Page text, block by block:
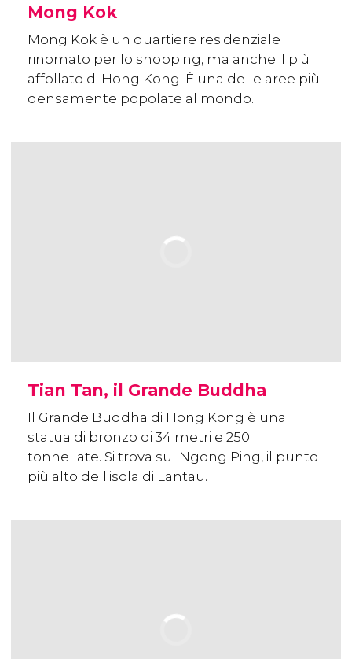
Mong Kok
Mong Kok è un quartiere residenziale
rinomato per lo shopping, ma anche il più
affollato di Hong Kong. È una delle aree più
densamente popolate al mondo.
Tian Tan, il Grande Buddha
Il Grande Buddha di Hong Kong è una
statua di bronzo di 34 metri e 250
tonnellate. Si trova sul Ngong Ping, il punto
più alto dell'isola di Lantau.